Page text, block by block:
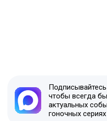
чтобы всегда
актуальных
гоночных сериях